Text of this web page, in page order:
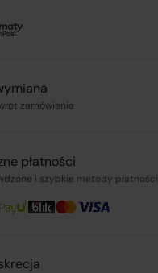
zamówienia
płatności
i szybkie metody płatności